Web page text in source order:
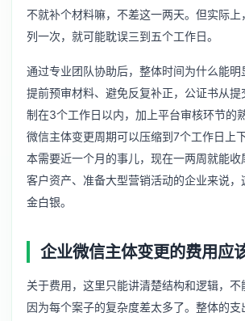
不就补个材料嘛，不差这一两天。但实际上
列一次，就可能耽误三到五个工作日。
通过专业团队协助后，整体时间为什么能明
提前预审材料、避免反复补正，公证书从
制在3个工作日以内，加上平台审核环节的
微信主体变更周期可以压缩到7个工作日上
本需要近一个月的事儿，现在一两周就能
客户资产、准备大型营销活动的企业来说
金白银。
企业微信主体变更的费用应
关于费用，这里只能讲清楚结构和逻辑，不
因为每个案子的复杂度差太多了。整体的